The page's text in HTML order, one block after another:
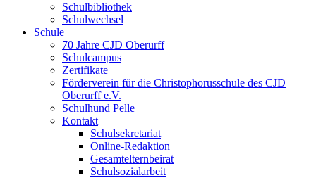
Schulbibliothek
Schulwechsel
Schule
70 Jahre CJD Oberurff
Schulcampus
Zertifikate
Förderverein für die Christophorusschule des CJD
Oberurff e.V.
Schulhund Pelle
Kontakt
Schulsekretariat
Online-Redaktion
Gesamtelternbeirat
Schulsozialarbeit